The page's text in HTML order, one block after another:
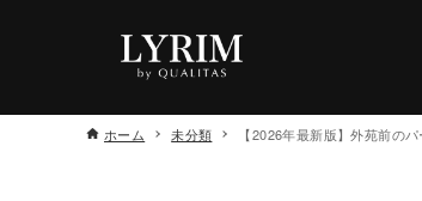
ホーム 未分類 【2026年最新版】外苑前の